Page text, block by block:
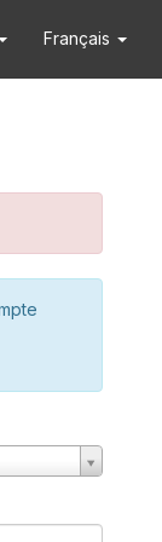
Français